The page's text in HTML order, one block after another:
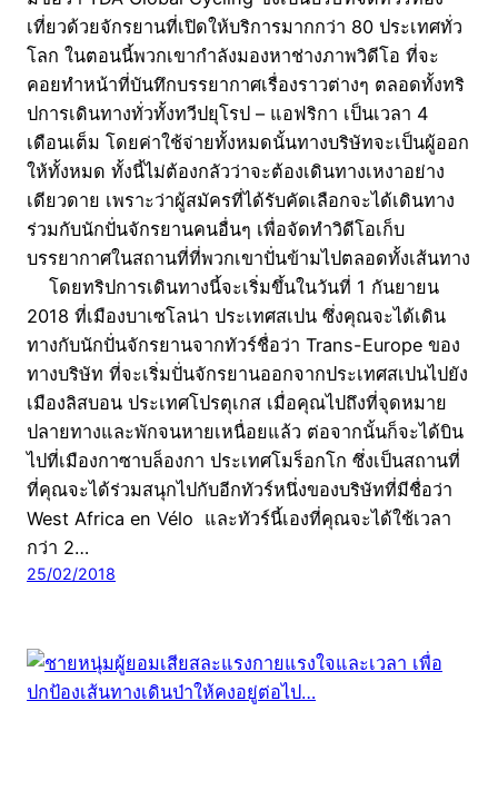
เที่ยวด้วยจักรยานที่เปิดให้บริการมากกว่า 80 ประเทศทั่ว
โลก ในตอนนี้พวกเขากำลังมองหาช่างภาพวิดีโอ ที่จะ
คอยทำหน้าที่บันทึกบรรยากาศเรื่องราวต่างๆ ตลอดทั้งทริ
ปการเดินทางทั่วทั้งทวีปยุโรป – แอฟริกา เป็นเวลา 4
เดือนเต็ม โดยค่าใช้จ่ายทั้งหมดนั้นทางบริษัทจะเป็นผู้ออก
ให้ทั้งหมด ทั้งนี้ไม่ต้องกลัวว่าจะต้องเดินทางเหงาอย่าง
เดียวดาย เพราะว่าผู้สมัครที่ได้รับคัดเลือกจะได้เดินทาง
ร่วมกับนักปั่นจักรยานคนอื่นๆ เพื่อจัดทำวิดีโอเก็บ
บรรยากาศในสถานที่ที่พวกเขาปั่นข้ามไปตลอดทั้งเส้นทาง
โดยทริปการเดินทางนี้จะเริ่มขึ้นในวันที่ 1 กันยายน
2018 ที่เมืองบาเซโลน่า ประเทศสเปน ซึ่งคุณจะได้เดิน
ทางกับนักปั่นจักรยานจากทัวร์ชื่อว่า Trans-Europe ของ
ทางบริษัท ที่จะเริ่มปั่นจักรยานออกจากประเทศสเปนไปยัง
เมืองลิสบอน ประเทศโปรตุเกส เมื่อคุณไปถึงที่จุดหมาย
ปลายทางและพักจนหายเหนื่อยแล้ว ต่อจากนั้นก็จะได้บิน
ไปที่เมืองกาซาบล็องกา ประเทศโมร็อกโก ซึ่งเป็นสถานที่
ที่คุณจะได้ร่วมสนุกไปกับอีกทัวร์หนึ่งของบริษัทที่มีชื่อว่า
West Africa en Vélo และทัวร์นี้เองที่คุณจะได้ใช้เวลา
กว่า 2…
25/02/2018